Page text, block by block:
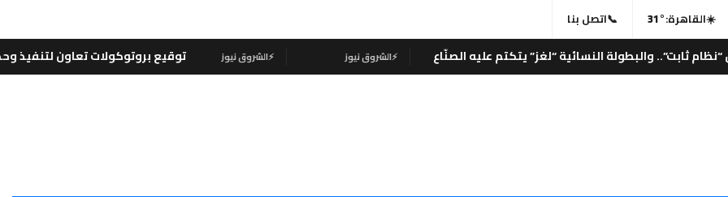
☀️القاهرة:31°
📞اتصل بنا
⚡الشروق نيوز توقيع بروتوكولات تعاون لتنفيذ وحدات “سكن